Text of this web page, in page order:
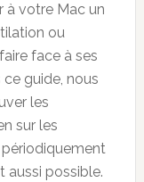
à votre Mac un
ou
face à ses
guide, nous
les
sur les
périodiquement
aussi possible.